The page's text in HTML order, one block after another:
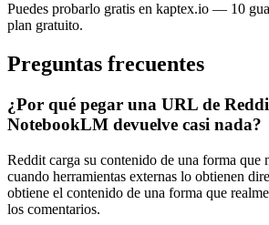
Puedes probarlo gratis en kaptex.io — 10
plan gratuito.
Preguntas frecuentes
¿Por qué pegar una URL de
NotebookLM devuelve casi nada?
Reddit carga su contenido de una forma que
cuando herramientas externas lo obtienen
obtiene el contenido de una forma que
los comentarios.